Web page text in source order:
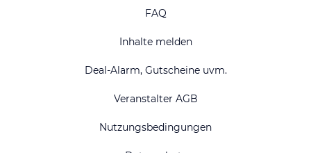
FAQ
Inhalte melden
Deal-Alarm, Gutscheine uvm.
Veranstalter AGB
Nutzungsbedingungen